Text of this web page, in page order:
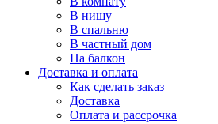
В нишу
В спальню
В частный дом
На балкон
Доставка и оплата
Как сделать заказ
Доставка
Оплата и рассрочка